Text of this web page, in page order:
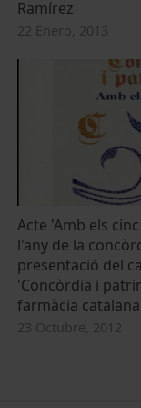
Ramírez
22 Enero, 2013
Acte 'Amb els
l'any de la
presentació del
'Concòrdia i
farmàcia
23 Octubre, 2012